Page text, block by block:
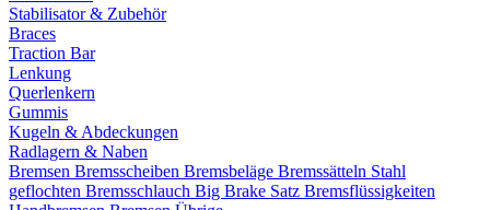
Stabilisator & Zubehör
Braces
Traction Bar
Lenkung
Querlenkern
Gummis
Kugeln & Abdeckungen
Radlagern & Naben
Bremsen Bremsscheiben Bremsbeläge Bremssätteln Stahl
geflochten Bremsschlauch Big Brake Satz Bremsflüssigkeiten